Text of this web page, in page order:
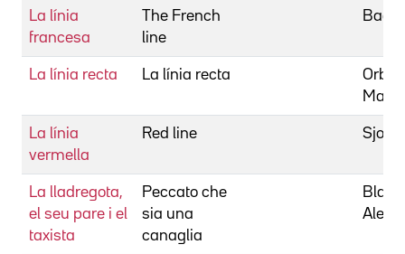
La línia
francesa
The French
line
La línia recta La línia recta
Orbe,
La línia
vermella
Red line
La lladregota,
el seu pare i el
taxista
Peccato che
sia una
canaglia